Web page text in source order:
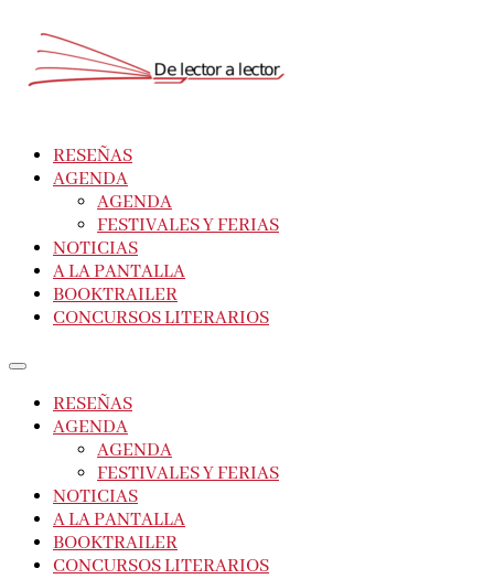
RESEÑAS
AGENDA
AGENDA
FESTIVALES Y FERIAS
NOTICIAS
A LA PANTALLA
BOOKTRAILER
CONCURSOS LITERARIOS
RESEÑAS
AGENDA
AGENDA
FESTIVALES Y FERIAS
NOTICIAS
A LA PANTALLA
BOOKTRAILER
CONCURSOS LITERARIOS